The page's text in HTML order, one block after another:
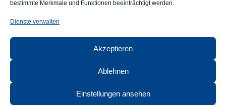
bestimmte Merkmale und Funktionen beeinträchtigt werden.
Dienste verwalten
Akzeptieren
Ablehnen
Einstellungen ansehen
Unser Engagement für Barrierefreiheit im Web
Ansprechpartner
CLASSIC AUTOGLAS
Robert-Bunsen-Str. 1
Öffnungszeiten: